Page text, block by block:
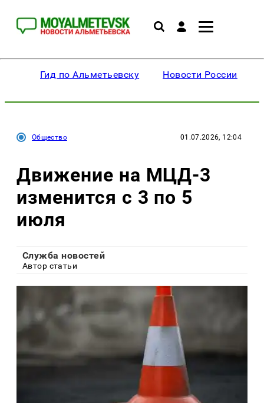
Гид по Альметьевску Новости России
Общество 01.07.2026, 12:04
Движение на МЦД-3
изменится с 3 по 5
июля
Служба новостей
Автор статьи